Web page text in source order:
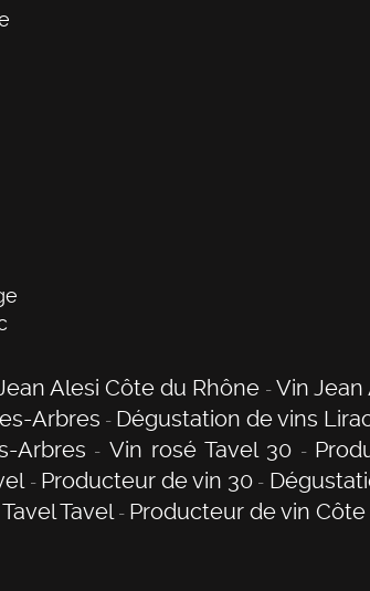
Alesi Côte du Rhône Vin Jean
Arbres Dégustation de vins
Arbres Vin rosé Tavel 30
Producteur de vin 30
Tavel Producteur de vin